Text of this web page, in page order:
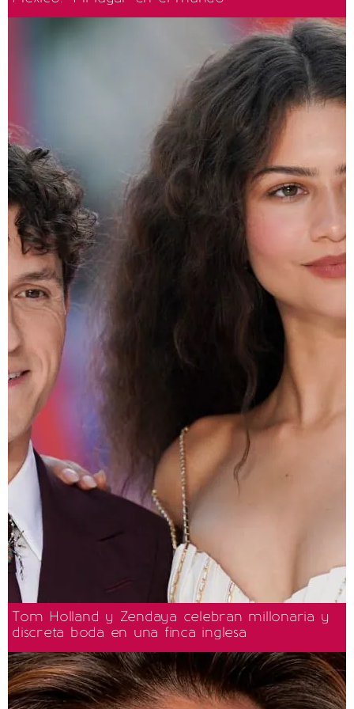
Tom Holland y Zendaya celebran millonaria y
discreta boda en una finca inglesa